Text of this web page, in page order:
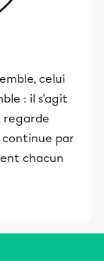
celui
: il s'agit
regarde
continue par
chacun